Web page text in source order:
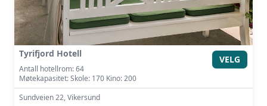
Tyrifjord Hotell
Antall hotellrom: 64
Møtekapasitet: Skole: 170 Kino: 200
Sundveien 22, Vikersund
VELG